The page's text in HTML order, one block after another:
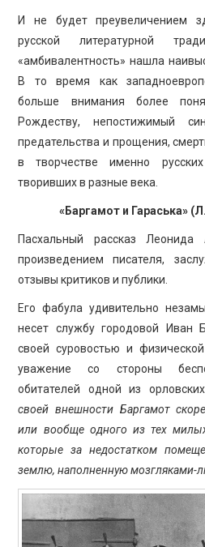
И не будет преувеличением
русской литературной
«амбивалентность» нашла
В то время как
больше внимания более
Рождеству, непостижимый
предательства и прощения,
в творчестве именно
творивших в разные века.
«Баргамот и Гараська»
Пасхальный рассказ
произведением писателя,
отзывы критиков и публики.
Его фабула удивительно
несет службу городовой Иван
своей суровостью и
уважение со стороны
обитателей одной из
своей внешности Баргамот
или вообще одного из тех
которые за недостатком
землю, наполненную мозгляками-